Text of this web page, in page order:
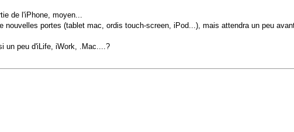
de l'iPhone, moyen...
portes (tablet mac, ordis touch-screen, iPod...), mais attendra un peu
un peu d'iLife, iWork, .Mac....?